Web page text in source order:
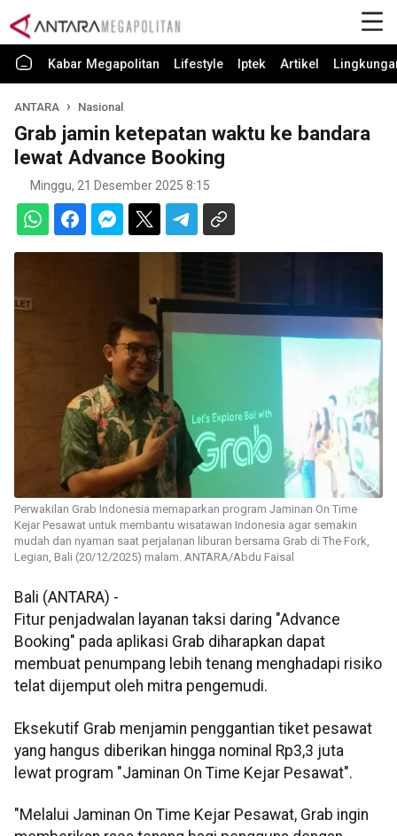
Kabar Megapolitan Lifestyle Iptek Artikel
ANTARA Nasional
Grab jamin ketepatan waktu ke bandara
lewat Advance Booking
Minggu, 21 Desember 2025 8:15
Perwakilan Grab Indonesia memaparkan program Jaminan On Time
Kejar Pesawat untuk membantu wisatawan Indonesia agar semakin
mudah dan nyaman saat perjalanan liburan bersama Grab di The Fork,
Legian, Bali (20/12/2025) malam. ANTARA/Abdu Faisal
Bali (ANTARA) -
Fitur penjadwalan layanan taksi daring "Advance
Booking" pada aplikasi Grab diharapkan dapat
membuat penumpang lebih tenang menghadapi risiko
telat dijemput oleh mitra pengemudi.
Eksekutif Grab menjamin penggantian tiket pesawat
yang hangus diberikan hingga nominal Rp3,3 juta
lewat program "Jaminan On Time Kejar Pesawat".
"Melalui Jaminan On Time Kejar Pesawat, Grab ingin